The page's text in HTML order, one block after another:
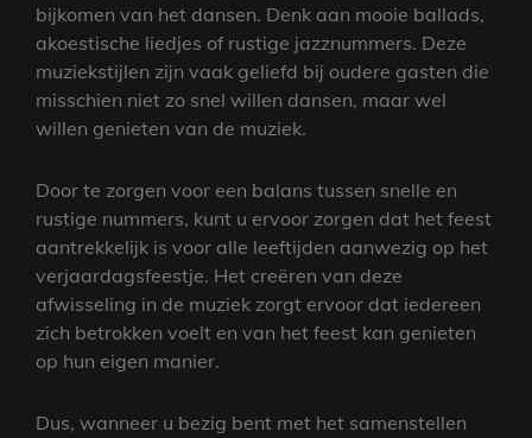
bijkomen van het dansen. Denk aan mooie ballads,
akoestische liedjes of rustige jazznummers. Deze
muziekstijlen zijn vaak geliefd bij oudere gasten die
misschien niet zo snel willen dansen, maar wel
willen genieten van de muziek.
Door te zorgen voor een balans tussen snelle en
rustige nummers, kunt u ervoor zorgen dat het feest
aantrekkelijk is voor alle leeftijden aanwezig op het
verjaardagsfeestje. Het creëren van deze
afwisseling in de muziek zorgt ervoor dat iedereen
zich betrokken voelt en van het feest kan genieten
op hun eigen manier.
Dus, wanneer u bezig bent met het samenstellen